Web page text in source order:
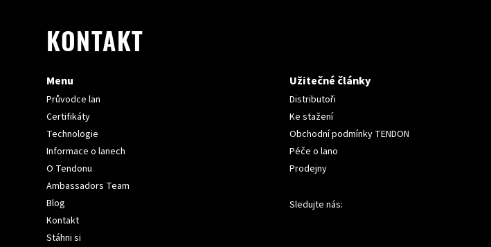
KONTAKT
Menu
Průvodce lan
Certifikáty
Technologie
Informace o lanech
O Tendonu
Ambassadors Team
Blog
Kontakt
Stáhni si
Užitečné články
Distributoři
Ke stažení
Obchodní podmínky TENDON
Péče o lano
Prodejny
Sledujte nás: